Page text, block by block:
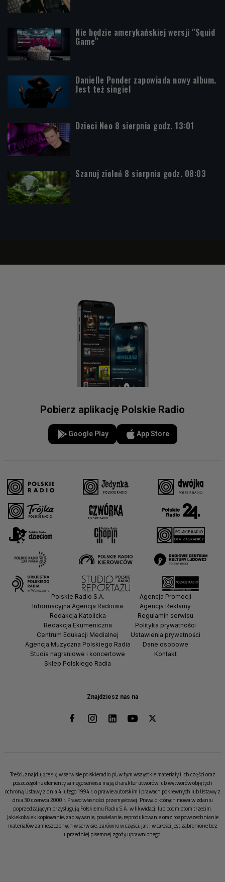
Nie będzie amerykańskiej wersji "Squid
Game"
Danielle Ponder zapowiada nowy album.
Jest też singiel
Dzieci Neo 8 sierpnia godz. 13:01
Szanuj zieleń 8 sierpnia godz. 08:03
Pobierz aplikację Polskie Radio
Google Play App Store
Znajdziesz nas na
Polskie Radio S.A.
Informacyjna Agencja Radiowa
Redakcja Katolicka
Redakcja Ekumeniczna
Centrum Edukacji Medialnej
Agencja Muzyczna Polskiego Radia
Studia nagraniowe i koncertowe
Sklep Polskiego Radia
Agencja Promocji
Agencja Reklamy
Regulamin serwisu
Polityka prywatności
Ustawienia prywatności
Dane osobowe
Kontakt
Treści, znajdujące się w serwisie polskieradio.pl, w tym wszystkie materiały i ich części oraz
poszczególne elementy samego serwisu mają charakter utworów lub wytworów objętych
ochroną Ustawy z dnia 4 lutego 1994 r. o prawie autorskim i prawach pokrewnych lub Ustawy z
dnia 30 czerwca 2000 r. Prawo własności przemysłowej. Prawa o których mowa w zdaniu
poprzedzającym przysługują Polskiemu Radiu S.A. w likwidacji lub podmiotom trzecim.
Jakiekolwiek kopiowanie, zapisywanie, powielanie, reprodukowanie oraz rozpowszechnianie
materiałów zamieszczonych w serwisie, zarówno w części, jak i w całości jest zabronione bez
uprzedniej pisemnej zgody uprawnionego.